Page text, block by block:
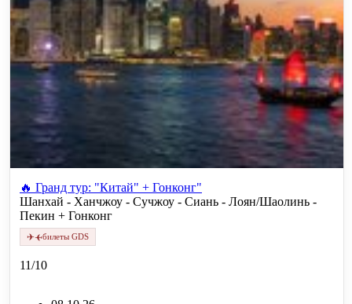
🔥 Гранд тур: "Китай" + Гонконг"
Шанхай - Ханчжоу - Сучжоу - Сиань - Лоян/Шаолинь -
Пекин + Гонконг
✈✈билеты GDS
11/10